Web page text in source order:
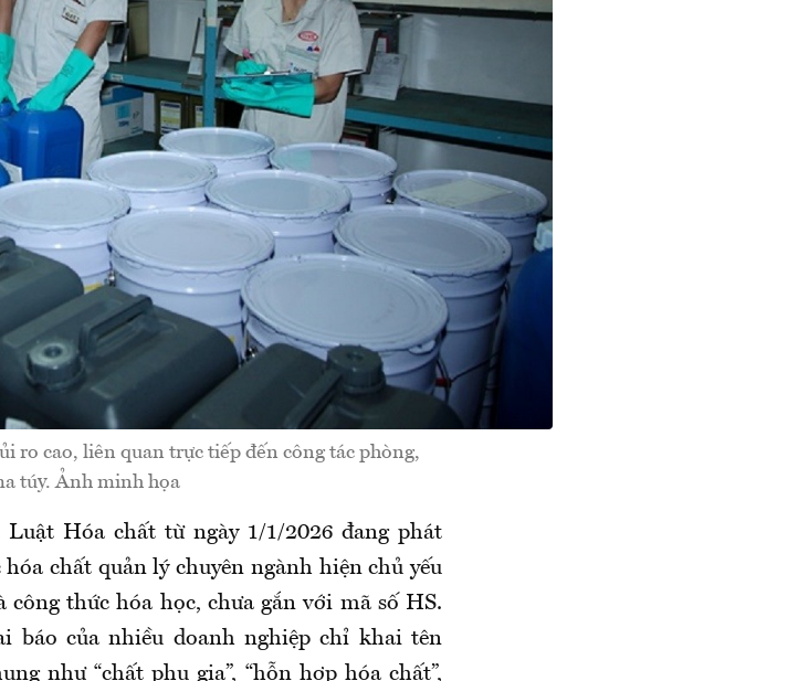
ro cao, liên quan trực tiếp đến công tác phòng,
túy. Ảnh minh họa
Hóa chất từ ngày 1/1/2026 đang phát
chất quản lý chuyên ngành hiện chủ yếu
thức hóa học, chưa gắn với mã số HS.
báo của nhiều doanh nghiệp chỉ khai tên
như “chất phụ gia”, “hỗn hợp hóa chất”,